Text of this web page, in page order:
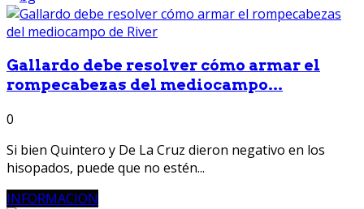
Gallardo debe resolver cómo armar el
rompecabezas del mediocampo...
0
Si bien Quintero y De La Cruz dieron negativo en los
hisopados, puede que no estén...
INFORMACION